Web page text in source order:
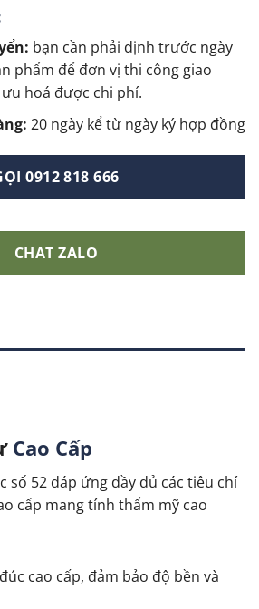
bạn cần phải định trước ngày
phẩm để đơn vị thi công giao
hoá được chi phí.
20 ngày kể từ ngày ký hợp đồng
0912 818 666
CHAT ZALO
Cao Cấp
số 52 đáp ứng đầy đủ các tiêu chí
cấp mang tính thẩm mỹ cao
cao cấp, đảm bảo độ bền và